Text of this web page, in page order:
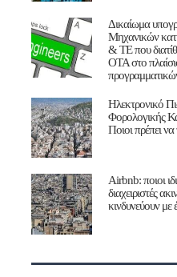
Δικαίωμα
Μηχανικών
& ΤΕ που
ΟΤΑ στο
Ηλεκτρονικό
Φορολογικής
Ποιοι πρέπει
Airbnb: ποιοι
διαχειριστές
κινδυνεύουν με